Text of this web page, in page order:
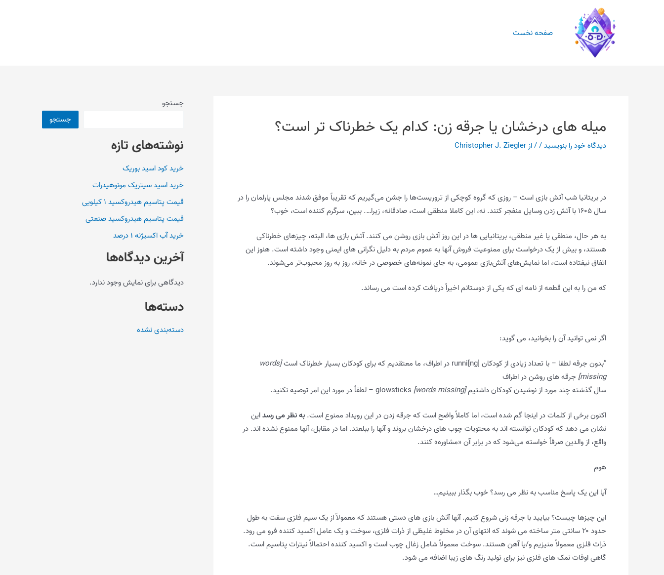
صفحه نخست
میله های درخشان یا جرقه زن: کدام یک خطرناک تر است؟
دیدگاه‌ خود را بنویسید// ازChristopher J. Ziegler
در بریتانیا شب آتش بازی است – روزی که گروه کوچکی از تروریست‌ها را جشن می‌گیریم که تقریباً موفق شدند مجلس پارلمان را در
سال ۱۶۰۵ با آتش زدن وسایل منفجر کنند. نه، این کاملا منطقی است، صادقانه، زیرا…. ببین، سرگرم کننده است، خوب؟
به هر حال، منطقی یا غیر منطقی، بریتانیایی ها در این روز آتش بازی روشن می کنند. آتش بازی ها، البته، چیزهای خطرناکی
هستند، و بیش از یک درخواست برای ممنوعیت فروش آنها به عموم مردم به دلیل نگرانی های ایمنی وجود داشته است. هنوز این
اتفاق نیفتاده است، اما نمایش‌های آتش‌بازی عمومی، به جای نمونه‌های خصوصی در خانه، روز به روز محبوب‌تر می‌شوند.
که من را به این قطعه از نامه ای که یکی از دوستانم اخیراً دریافت کرده است می رساند.
اگر نمی توانید آن را بخوانید، می گوید:
“بدون جرقه لطفا – با تعداد زیادی از کودکان runni[ng] در اطراف، ما معتقدیم که برای کودکان بسیار خطرناک است
[words
missing] جرقه های روشن در اطراف
سال گذشته چند مورد از نوشیدن کودکان داشتیم[words missing]
اکنون برخی از کلمات در اینجا گم شده است، اما کاملاً واضح است که جرقه زدن در این رویداد ممنوع است. به نظر می رسداین
نشان می دهد که کودکان توانسته اند به محتویات چوب های درخشان بروند و آنها را ببلعند. اما در مقابل، آنها ممنوع نشده اند. در
واقع، از والدین صرفاً خواسته می‌شود که در برابر آن «مشاوره» کنند.
هوم
آیا این یک پاسخ مناسب به نظر می رسد؟ خوب بگذار ببینیم…
این چیزها چیست؟ بیایید با جرقه زنی شروع کنیم. آنها آتش بازی های دستی هستند که معمولاً از یک سیم فلزی سفت به طول
حدود ۲۰ سانتی متر ساخته می شوند که انتهای آن در مخلوط غلیظی از ذرات فلزی، سوخت و یک عامل اکسید کننده فرو می رود.
ذرات فلزی معمولاً منیزیم و/یا آهن هستند. سوخت معمولاً شامل زغال چوب است و اکسید کننده احتمالاً نیترات پتاسیم است.
گاهی اوقات نمک های فلزی نیز برای تولید رنگ های زیبا اضافه می شود.
جستجو
جستجو
نوشته‌های تازه
خرید کود اسید بوریک
خرید اسید سیتریک مونوهیدرات
قیمت پتاسیم هیدروکسید ۱ کیلویی
قیمت پتاسیم هیدروکسید صنعتی
خرید آب اکسیژنه ۱ درصد
آخرین دیدگاه‌ها
دیدگاهی برای نمایش وجود ندارد.
دسته‌ها
دسته‌بندی نشده